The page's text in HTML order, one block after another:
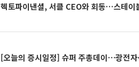
헥토파이낸셜, 서클 CEO와 회동…스테이
[오늘의 증시일정] 슈퍼 주총데이⋯광전자